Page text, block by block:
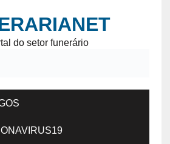
do setor funerário